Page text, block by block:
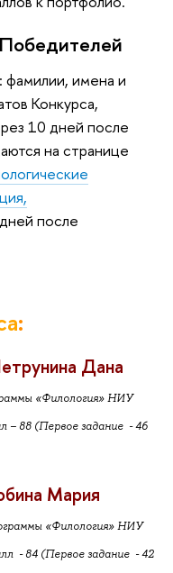
фамилии, имена и
Конкурса,
10 дней после
на странице
после
:
Дана
«Филология» НИУ
88 (Первое задание - 46
Мария
«Филология» НИУ
- 84 (Первое задание - 42